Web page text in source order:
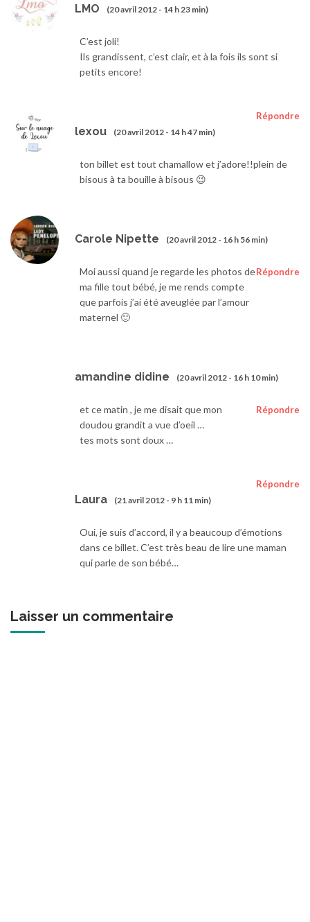
LMO (20 avril 2012 - 14 h 23 min)
C’est joli!
Ils grandissent, c’est clair, et à la fois ils sont si
petits encore!
lexou (20 avril 2012 - 14 h 47 min)
Répondre
ton billet est tout chamallow et j’adore!!plein de
bisous à ta bouille à bisous 😉
Carole Nipette (20 avril 2012 - 16 h 56 min)
Répondre
Moi aussi quand je regarde les photos de
ma fille tout bébé, je me rends compte
que parfois j’ai été aveuglée par l’amour
maternel 🙂
amandine didine (20 avril 2012 - 16 h 10 min)
Répondre
et ce matin , je me disait que mon
doudou grandit a vue d’oeil …
tes mots sont doux …
Laura (21 avril 2012 - 9 h 11 min)
Répondre
Oui, je suis d’accord, il y a beaucoup d’émotions
dans ce billet. C’est très beau de lire une maman
qui parle de son bébé…
Laisser un commentaire